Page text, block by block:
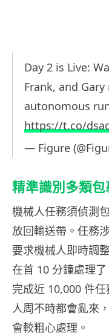
Day 2 is Live:
Frank, and
autonomous
https://t.co/
— Figure
精準識別多類包
機械人任務須偵測
放回輸送帶。任務
要求機械人即時調
在首 10 分鐘處理
完成近 10,000 件
人周不時都會亂來
會較粗心處理。